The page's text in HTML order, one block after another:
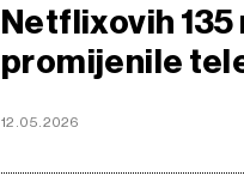
Netflixovih
promijenile
12.05.2026